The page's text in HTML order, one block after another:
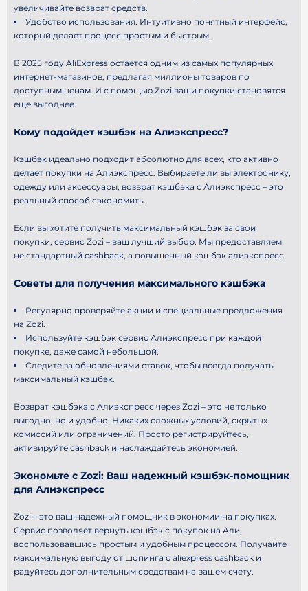
увеличивайте возврат средств.
Удобство использования. Интуитивно понятный интерфейс,
который делает процесс простым и быстрым.
В 2025 году AliExpress остается одним из самых популярных
интернет-магазинов, предлагая миллионы товаров по
доступным ценам. И с помощью Zozi ваши покупки становятся
еще выгоднее.
Кому подойдет кэшбэк на Алиэкспресс?
Кэшбэк идеально подходит абсолютно для всех, кто активно
делает покупки на Алиэкспресс. Выбираете ли вы электронику,
одежду или аксессуары, возврат кэшбэка с Алиэкспресс – это
реальный способ сэкономить.
Если вы хотите получить максимальный кэшбэк за свои
покупки, сервис Zozi – ваш лучший выбор. Мы предоставляем
не стандартный cashback, а повышенный кэшбэк алиэкспресс.
Советы для получения максимального кэшбэка
Регулярно проверяйте акции и специальные предложения
на Zozi.
Используйте кэшбэк сервис Алиэкспресс при каждой
покупке, даже самой небольшой.
Следите за обновлениями ставок, чтобы всегда получать
максимальный кэшбэк.
Возврат кэшбэка с Алиэкспресс через Zozi – это не только
выгодно, но и удобно. Никаких сложных условий, скрытых
комиссий или ограничений. Просто регистрируйтесь,
активируйте cashback и наслаждайтесь экономией.
Экономьте с Zozi: Ваш надежный кэшбэк-помощник
для Алиэкспресс
Zozi – это ваш надежный помощник в экономии на покупках.
Сервис позволяет вернуть кэшбэк с покупок на Али,
воспользовавшись простым и удобным процессом. Получайте
максимальную выгоду от шопинга с aliexpress cashback и
радуйтесь дополнительным средствам на вашем счету.